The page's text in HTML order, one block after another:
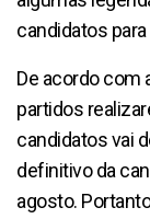
candidatos
De acordo com
partidos
candidatos vai
definitivo da
agosto.